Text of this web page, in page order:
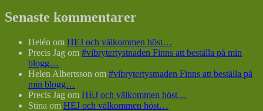
Senaste kommentarer
Helén om HEJ och välkommen höst…
Precis Jag om #vibrytertystnaden Finns att beställa på min
blogg…
Helen Albertsson om #vibrytertystnaden Finns att beställa på
min blogg…
Precis Jag om HEJ och välkommen höst…
Stina om HEJ och välkommen höst…